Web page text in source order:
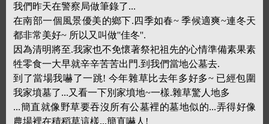
我們昨天在警察局做筆錄了...
在南部一個風景優美的鄉下.四季如春~ 季候適爽~連冬天
都非常美好~ 所以又叫做''佳冬''.
因為清明將至.我家也不免懷著祭祀祖先的心情準備素果素
牲零食一大早就辛辛苦苦出門.到我們當地公墓去.
到了當場我嚇了一跳! 今年雜草比去年多好多~ 已經包圍
我家墳墓了...又看一下別家墳地~一樣.雜草驚人地多
...簡直就像野草要吞沒所有公墓裡的墓地似的...弄得好像
農場裡在積稻草這樣...簡直嚇人!